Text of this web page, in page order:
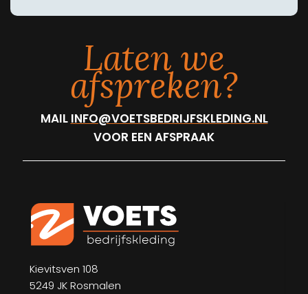
Laten we
afspreken?
MAIL INFO@VOETSBEDRIJFSKLEDING.NL
VOOR EEN AFSPRAAK
Kievitsven 108
5249 JK Rosmalen